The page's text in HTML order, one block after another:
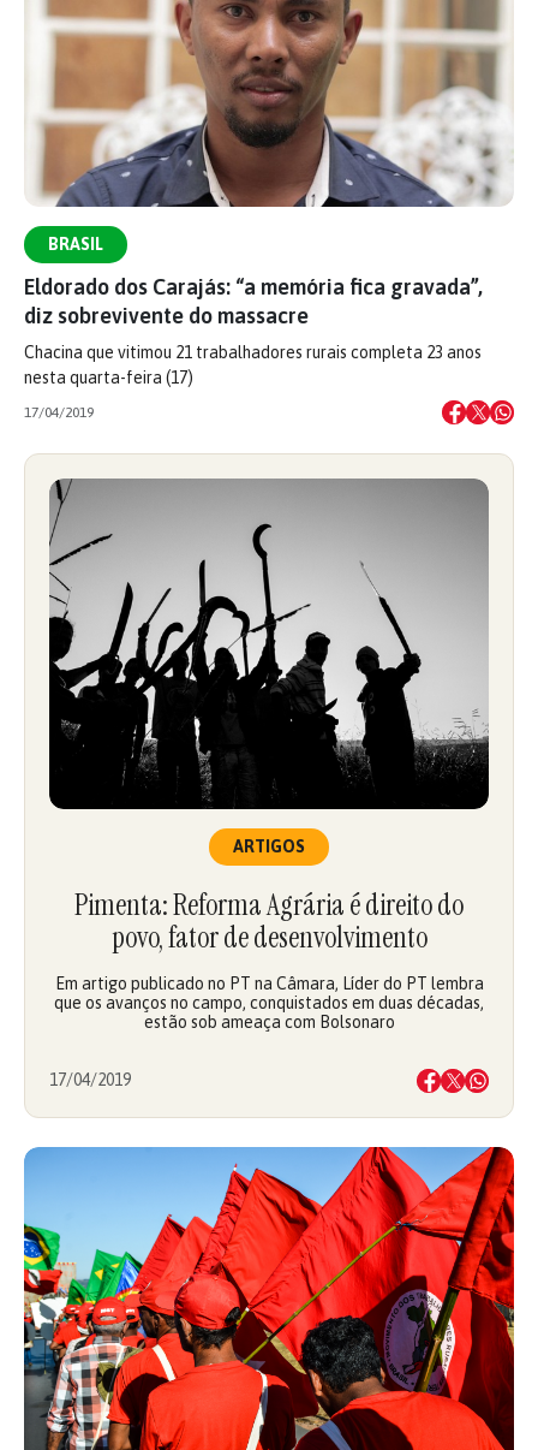
BRASIL
Eldorado dos Carajás: “a memória fica gravada”,
diz sobrevivente do massacre
Chacina que vitimou 21 trabalhadores rurais completa 23 anos
nesta quarta-feira (17)
17/04/2019
ARTIGOS
Pimenta: Reforma Agrária é direito do
povo, fator de desenvolvimento
Em artigo publicado no PT na Câmara, Líder do PT lembra
que os avanços no campo, conquistados em duas décadas,
estão sob ameaça com Bolsonaro
17/04/2019